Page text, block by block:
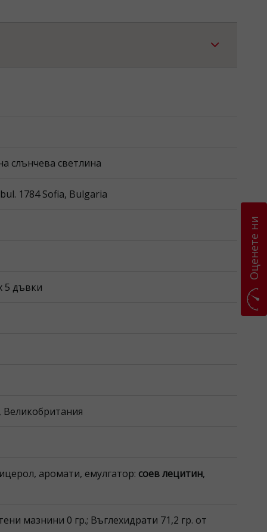
слънчева светлина
1784 Sofia, Bulgaria
5 дъвки
Великобритания
аромати, емулгатор: соевлецитин,
мазнини 0 гр.; Въглехидрати 71,2 гр. от
Оценете ни